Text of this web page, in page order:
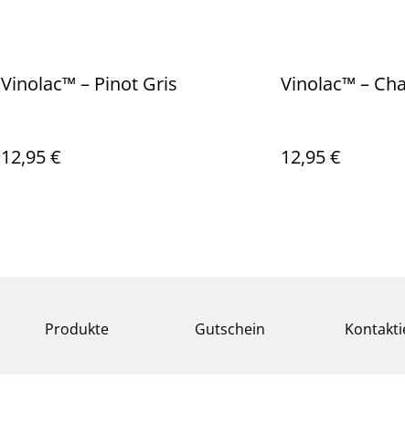
Vinolac™️ – Pinot Gris
12,95 €
Vinolac™️ –
12,95 €
Produkte Gutschein